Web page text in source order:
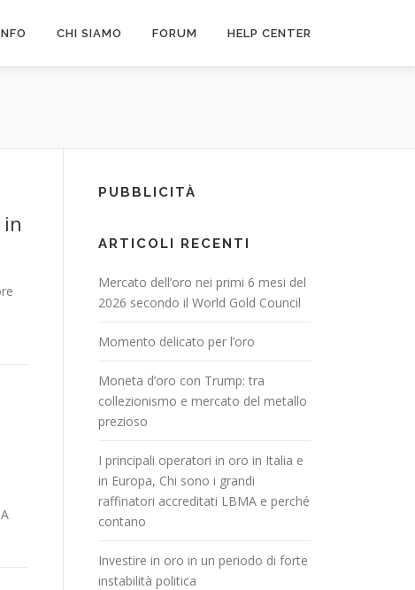
CHI SIAMO FORUM HELP CENTER
in
PUBBLICITÀ
ARTICOLI RECENTI
Mercato dell’oro nei primi 6 mesi del
2026 secondo il World Gold Council
Momento delicato per l’oro
Moneta d’oro con Trump: tra
collezionismo e mercato del metallo
prezioso
I principali operatori in oro in Italia e
in Europa, Chi sono i grandi
raffinatori accreditati LBMA e perché
contano
Investire in oro in un periodo di forte
instabilità politica